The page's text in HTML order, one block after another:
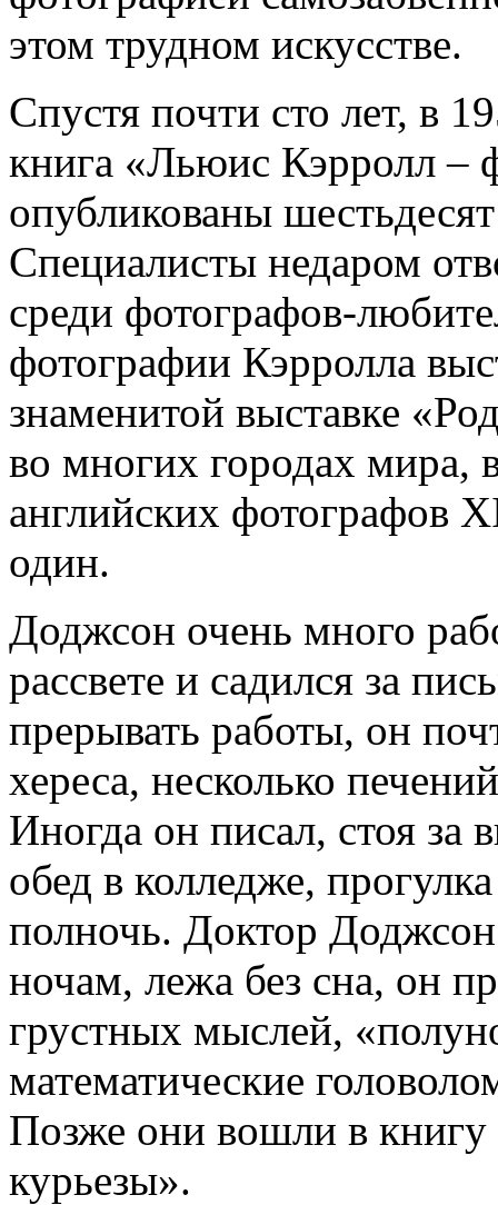
этом трудном искусстве.
Спустя почти сто лет, в
книга «Льюис Кэрролл –
опубликованы
Специалисты недаром
среди фотографов-
фотографии Кэрролла
знаменитой выставке
во многих городах мира,
английских фотографов
один.
Доджсон очень много
рассвете и садился за
прерывать работы, он
хереса, несколько
Иногда он писал, стоя за
обед в колледже,
полночь. Доктор
ночам, лежа без сна, он
грустных мыслей,
математические
Позже они вошли в книгу
курьезы».